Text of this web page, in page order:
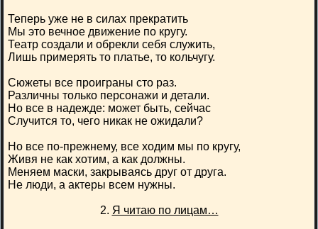
Теперь уже не в силах прекратить
Мы это вечное движение по кругу.
Театр создали и обрекли себя служить,
Лишь примерять то платье, то кольчугу.
Сюжеты все проиграны сто раз.
Различны только персонажи и детали.
Но все в надежде: может быть, сейчас
Случится то, чего никак не ожидали?
Но все по-прежнему, все ходим мы по кругу,
Живя не как хотим, а как должны.
Меняем маски, закрываясь друг от друга.
Не люди, а актеры всем нужны.
2. Я читаю по лицам…